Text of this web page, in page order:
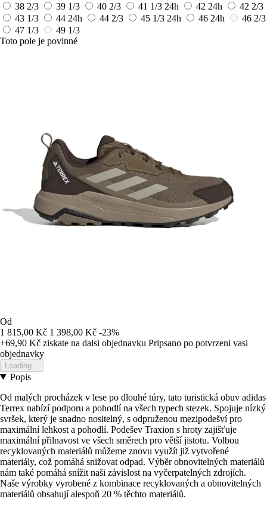
38 2/3
39 1/3 40 2/3 41 1/3 24h 42 24h
42 2/3
43 1/3
44 24h 44 2/3 45 1/3 24h 46 24h
46 2/3
47 1/3
49 1/3
Toto pole je povinné
Od
1 815,00 Kč 1 398,00 Kč -23%
+69,90 Kč ziskate na dalsi objednavku Pripsano po potvrzeni vasi
objednavky
Loading...
Popis
Od malých procházek v lese po dlouhé túry, tato turistická obuv adidas
Terrex nabízí podporu a pohodlí na všech typech stezek. Spojuje nízký
svršek, který je snadno nositelný, s odpruženou mezipodešví pro
maximální lehkost a pohodlí. Podešev Traxion s hroty zajišťuje
maximální přilnavost ve všech směrech pro větší jistotu. Volbou
recyklovaných materiálů můžeme znovu využít již vytvořené
materiály, což pomáhá snižovat odpad. Výběr obnovitelných materiálů
nám také pomáhá snížit naši závislost na vyčerpatelných zdrojích.
Naše výrobky vyrobené z kombinace recyklovaných a obnovitelných
materiálů obsahují alespoň 20 % těchto materiálů.